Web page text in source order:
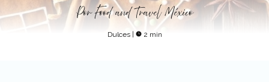
Por Food and Travel México
Dulces 2 min